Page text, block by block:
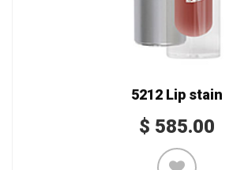
5212 Lip stain
$ 585.00